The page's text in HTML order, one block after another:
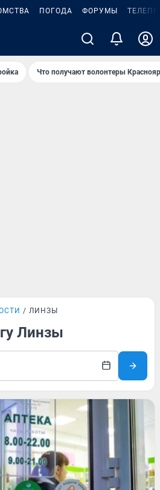
ПОГОДА ФОРУМЫ
Что получают волонтеры
ЛИНЗЫ
Линзы